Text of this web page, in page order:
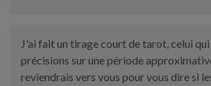
J'ai fait un tirage court de tarot, celui
précisions sur une période
reviendrais vers vous pour vous dire si